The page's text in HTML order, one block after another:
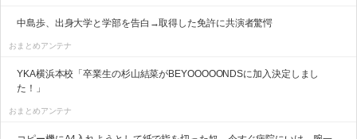
中島歩、出身大学と学部を告白→取得した免許に共演者驚愕
おまとめアンテナ
YKA横浜本校「卒業生の杉山結菜がBEYOOOOONDSに加入決定しまし
た！」
おまとめアンテナ